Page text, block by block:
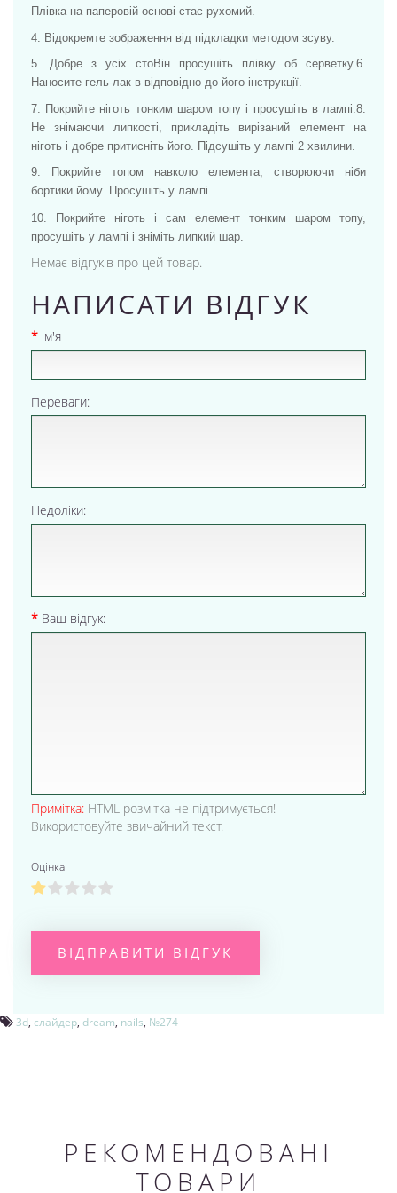
Плівка на паперовій основі стає рухомий.
4. Відокремте зображення від підкладки методом зсуву.
5. Добре з усіх стоВін просушіть плівку об серветку.6.
Наносите гель-лак в відповідно до його інструкції.
7. Покрийте ніготь тонким шаром топу і просушіть в лампі. 8.
Не знімаючи липкості, прикладіть вирізаний елемент на
ніготь і добре притисніть його. Підсушіть у лампі 2 хвилини.
9. Покрийте топом навколо елемента, створюючи ніби
бортики йому. Просушіть у лампі.
10. Покрийте ніготь і сам елемент тонким шаром топу,
просушіть у лампі і зніміть липкий шар.
Немає відгуків про цей товар.
НАПИСАТИ ВІДГУК
ім'я
Переваги:
Недоліки:
Ваш відгук:
Примітка: HTML розмітка не підтримується!
Використовуйте звичайний текст.
Оцінка
ВІДПРАВИТИ ВІДГУК
3d, слайдер, dream, nails, №274
РЕКОМЕНДОВАНІ
ТОВАРИ